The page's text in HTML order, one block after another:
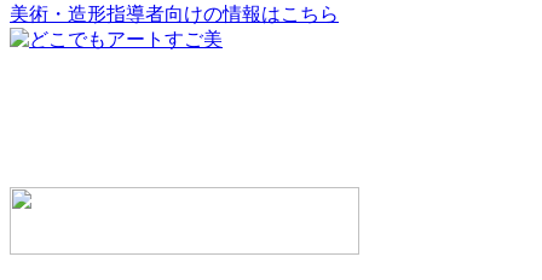
美術・造形指導者向けの情報はこちら